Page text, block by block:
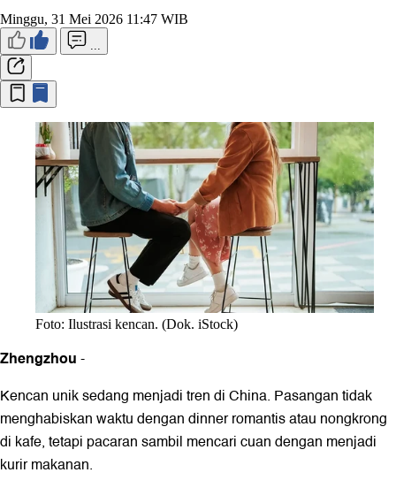
Minggu, 31 Mei 2026 11:47 WIB
Foto: Ilustrasi kencan. (Dok. iStock)
Zhengzhou-
Kencan unik sedang menjadi tren di China. Pasangan tidak
menghabiskan waktu dengan dinner romantis atau nongkrong
di kafe, tetapi pacaran sambil mencari cuan dengan menjadi
kurir makanan.